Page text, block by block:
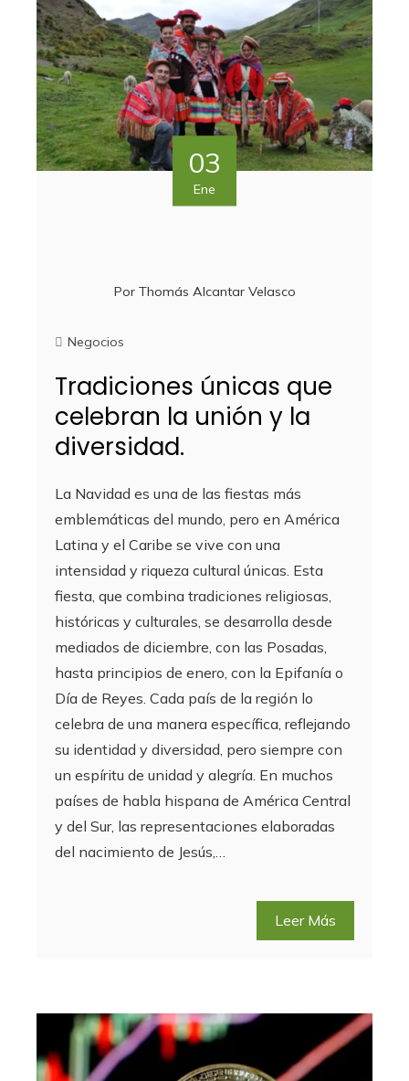
03
Ene
Por Thomás Alcantar Velasco
Negocios
Tradiciones únicas que
celebran la unión y la
diversidad.
La Navidad es una de las fiestas más
emblemáticas del mundo, pero en América
Latina y el Caribe se vive con una
intensidad y riqueza cultural únicas. Esta
fiesta, que combina tradiciones religiosas,
históricas y culturales, se desarrolla desde
mediados de diciembre, con las Posadas,
hasta principios de enero, con la Epifanía o
Día de Reyes. Cada país de la región lo
celebra de una manera específica, reflejando
su identidad y diversidad, pero siempre con
un espíritu de unidad y alegría. En muchos
países de habla hispana de América Central
y del Sur, las representaciones elaboradas
del nacimiento de Jesús,…
Leer Más